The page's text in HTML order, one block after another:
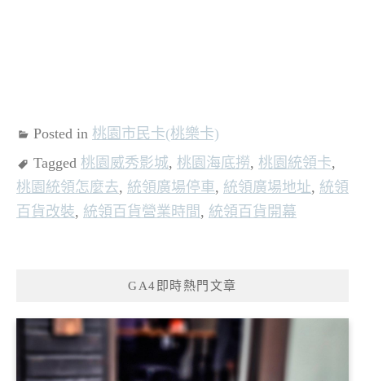
Posted in 桃園市民卡(桃樂卡)
Tagged 桃園威秀影城, 桃園海底撈, 桃園統領卡,
桃園統領怎麼去, 統領廣場停車, 統領廣場地址, 統領
百貨改裝, 統領百貨營業時間 , 統領百貨開幕
GA4即時熱門文章